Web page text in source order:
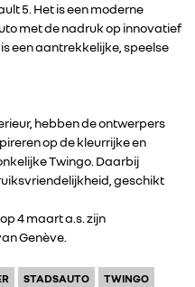
5. Het is een moderne
met de nadruk op innovatief
een aantrekkelijke, speelse
hebben de ontwerpers
op de kleurrijke en
Twingo. Daarbij
geschikt
4 maart a.s. zijn
Genève.
STADSAUTO TWINGO